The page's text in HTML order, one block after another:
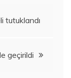
tutuklandı
geçirildi